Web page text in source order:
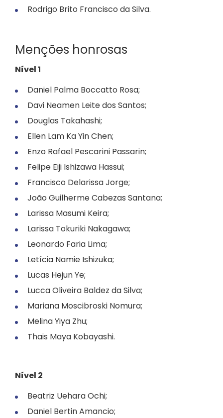
Rodrigo Brito Francisco da Silva.
Menções honrosas
Nível 1
Daniel Palma Boccatto Rosa;
Davi Neamen Leite dos Santos;
Douglas Takahashi;
Ellen Lam Ka Yin Chen;
Enzo Rafael Pescarini Passarin;
Felipe Eiji Ishizawa Hassui;
Francisco Delarissa Jorge;
João Guilherme Cabezas Santana;
Larissa Masumi Keira;
Larissa Tokuriki Nakagawa;
Leonardo Faria Lima;
Letícia Namie Ishizuka;
Lucas Hejun Ye;
Lucca Oliveira Baldez da Silva;
Mariana Moscibroski Nomura;
Melina Yiya Zhu;
Thais Maya Kobayashi.
Nível 2
Beatriz Uehara Ochi;
Daniel Bertin Amancio;